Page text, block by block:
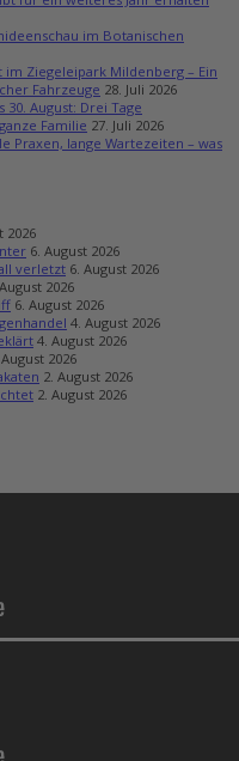
im Botanischen
Ziegeleipark Mildenberg – Ein
Fahrzeuge 28. Juli 2026
August: Drei Tage
Familie 27. Juli 2026
Praxen, lange Wartezeiten – was
2026
6. August 2026
verletzt 6. August 2026
2026
6. August 2026
4. August 2026
4. August 2026
2026
2. August 2026
2. August 2026